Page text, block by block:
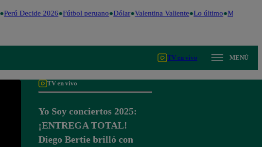
Perú Decide 2026 Fútbol peruano Dólar Valentina Valiente Lo último Me Caigo
TV en vivo MENÚ
TV en vivo
Yo Soy conciertos 2025:
¡ENTREGA TOTAL!
Diego Bertie brilló con